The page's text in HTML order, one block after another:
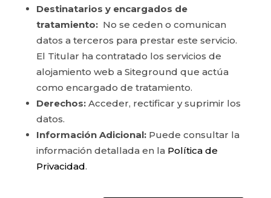
Destinatarios y encargados de
tratamiento:No se ceden o comunican
datos a terceros para prestar este servicio.
El Titular ha contratado los servicios de
alojamiento web a Siteground que actúa
como encargado de tratamiento.
Derechos:Acceder, rectificar y suprimir los
datos.
Información Adicional:Puede consultar la
información detallada en la Política de
Privacidad.